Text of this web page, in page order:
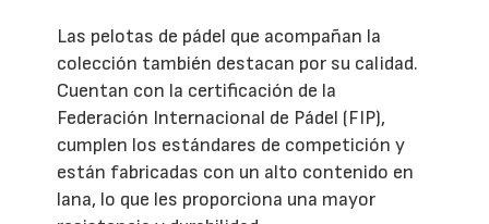
Las pelotas de pádel que acompañan la
colección también destacan por su calidad.
Cuentan con la certificación de la
Federación Internacional de Pádel (FIP),
cumplen los estándares de competición y
están fabricadas con un alto contenido en
lana, lo que les proporciona una mayor